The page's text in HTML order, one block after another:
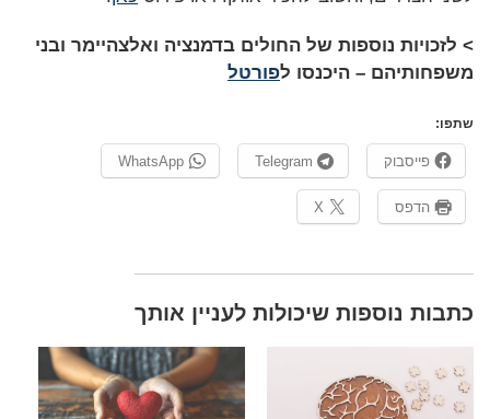
> לזכויות נוספות של החולים בדמנציה ואלצהיימר ובני
משפחותיהם – היכנסו לפורטל
שתפו:
פייסבוק Telegram
WhatsApp
הדפס X
​כתבות נוספות שיכולות לעניין אותך